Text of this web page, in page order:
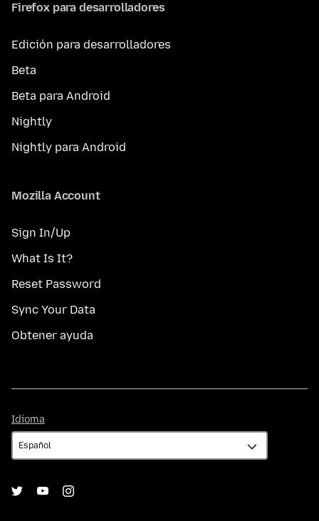
Firefox para desarrolladores
Edición para desarrolladores
Beta
Beta para Android
Nightly
Nightly para Android
Mozilla Account
Sign In/Up
What Is It?
Reset Password
Sync Your Data
Obtener ayuda
Idioma